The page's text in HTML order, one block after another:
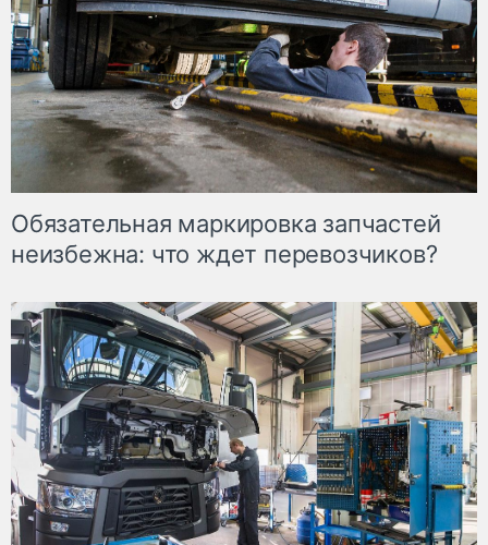
Обязательная маркировка запчастей
неизбежна: что ждет перевозчиков?